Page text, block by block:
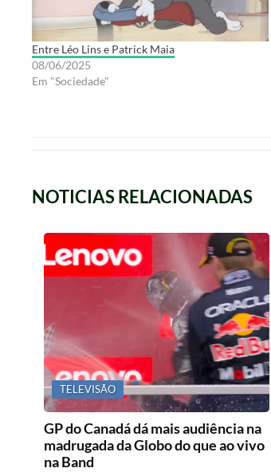
Entre Léo Lins e Patrick Maia
08/06/2025
Em "Sociedade"
NOTICIAS RELACIONADAS
TELEVISÃO
GP do Canadá dá mais audiência na
madrugada da Globo do que ao vivo
na Band